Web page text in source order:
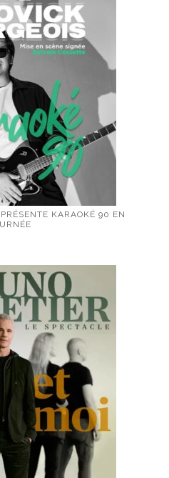
KARAOKÉ 90 EN